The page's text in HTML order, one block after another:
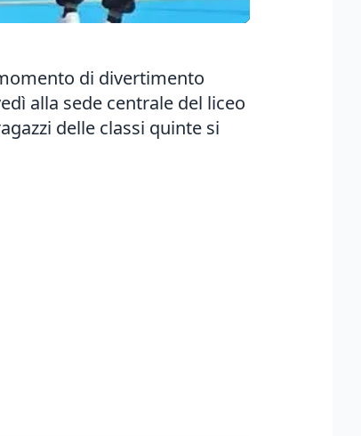
di divertimento
alla sede centrale del liceo
delle classi quinte si